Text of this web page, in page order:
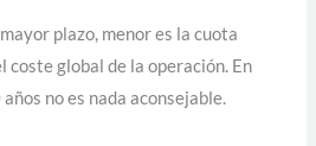
plazo, menor es la cuota
coste global de la operación. En
no es nada aconsejable.